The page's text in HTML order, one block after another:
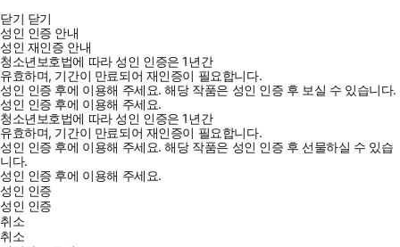
닫기 닫기
성인 인증 안내
성인 재인증 안내
청소년보호법에 따라 성인 인증은 1년간
유효하며, 기간이 만료되어 재인증이 필요합니다.
성인 인증 후에 이용해 주세요.해당 작품은 성인 인증 후 보실 수 있습니다.
성인 인증 후에 이용해 주세요.
청소년보호법에 따라 성인 인증은 1년간
유효하며, 기간이 만료되어 재인증이 필요합니다.
성인 인증 후에 이용해 주세요.해당 작품은 성인 인증 후 선물하실 수 있습
니다.
성인 인증 후에 이용해 주세요.
성인 인증
성인 인증
취소
취소